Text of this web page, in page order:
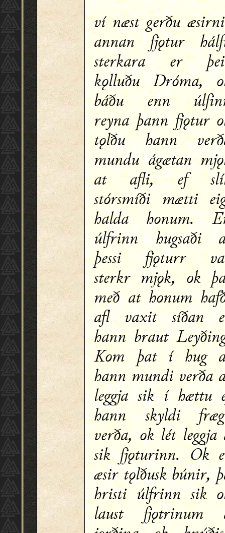
ví næst gerðu
annan fjǫtur
sterkara er
kǫlluðu Dróma,
báðu enn
reyna þann fjǫtur
tǫlðu hann
mundu ágætan
at afli, ef
stórsmíði mætti
halda honum.
úlfrinn hugsaði
þessi fjǫturr
sterkr mjǫk, ok
með at honum
afl vaxit síðan
hann braut
Kom þat í hug
hann mundi verða
leggja sik í hættu
hann skyldi
verða, ok lét leggja
sik fjǫturinn. Ok
æsir tǫlðusk búnir,
hristi úlfrinn sik
laust fjǫtrinum